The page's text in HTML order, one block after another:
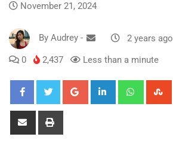
November 21, 2024
By Audrey - 2 years ago
0 2,437 Less than a minute